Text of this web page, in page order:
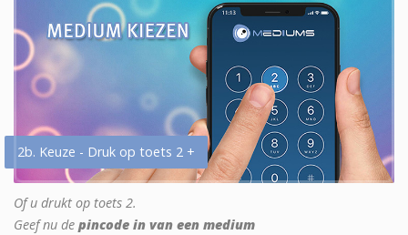
2b. Keuze - Druk op toets 2 +
Of u drukt op toets 2.
Geef nu de pincode in van een medium